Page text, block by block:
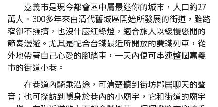
嘉義市是現今都會區中屬最迷你的城市，人口約27
萬人。300多年來由清代舊城區開始所發展的街道，雖路
窄卻不擁擠，也沒什麼紅綠燈，適合旅人以緩慢悠閒的
節奏漫遊。尤其是配合台鐵最近所開放的雙鐵列車，從
外地帶著自己心愛的腳踏車，一天內便可串連整個嘉義
市的街道小巷。
在巷道內騎乘沿途，可清楚聽到街坊鄰居聊天的聲
音；也可探訪到隱身於巷內的小廟宇，它和街道的廟宇